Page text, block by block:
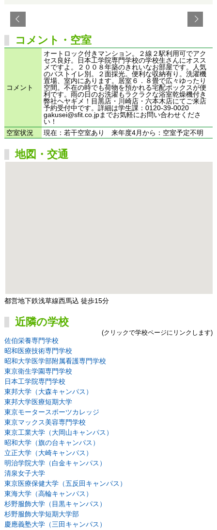
コメント・空室
コメント
オートロック付きマンション。２線２駅利用可でアク
セス良好。日本工学院専門学校の学校生さんにオスス
メですよ。２００８年築のきれいなお部屋です。人気
のバストイレ別。２面採光。便利な収納有り。洗濯機
置場、室内にあります。居室６．８畳で広々ゆったり
空間。不在の時でも荷物を預かれる宅配ボックスが便
利です。雨の日のお洗濯もラクラクな浴室乾燥機付き
弊社ヘヤギメ！目黒店・川崎店・六本木店にてご来店
予約受付中です。詳細は学生課：0120-39-0020
gakusei@sfit.co.jpまでお気軽にお問い合わせくださ
い！
空室状況
現在：若干空室あり 来年度4月から：空室予定不明
地図・交通
都営地下鉄浅草線西馬込 徒歩15分
近隣の学校
(クリックで学校ページにリンクします)
佐伯栄養専門学校
昭和医療技術専門学校
昭和大学医学部附属看護専門学校
東京衛生学園専門学校
日本工学院専門学校
東邦大学（大森キャンパス）
東邦大学医療短期大学
東京モータースポーツカレッジ
東京マックス美容専門学校
東京工業大学（大岡山キャンパス）
昭和大学（旗の台キャンパス）
立正大学（大崎キャンパス）
明治学院大学（白金キャンパス）
清泉女子大学
東京医療保健大学（五反田キャンパス）
東海大学（高輪キャンパス）
杉野服飾大学（目黒キャンパス）
杉野服飾大学短期大学部
慶應義塾大学（三田キャンパス）